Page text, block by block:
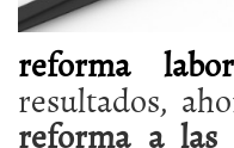
reforma
resultados,
reforma a las